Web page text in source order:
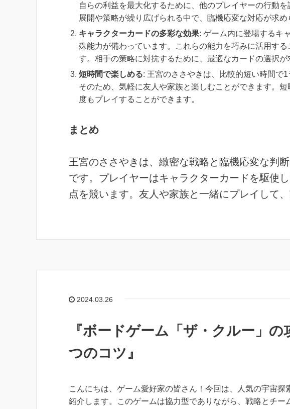
自らの利益を最大化するために、他のプレイヤーの行動
展開や策略が繰り広げられる中で、臨機応変な対応が求め
キャラクターカードの多彩な効果: ゲーム内に登場するキ
殊能力が備わっています。これらの能力を巧みに活用す
す。相手の策略に対抗するために、最適なカードの選択が
短時間で楽しめる: 王宮のささやきは、比較的短い時間で
そのため、気軽に友人や家族と楽しむことができます。
度もプレイすることができます。
まとめ
王宮のささやきは、緻密な戦略と臨機応変な判
です。プレイヤーはキャラクターカードを駆使
点を競います。友人や家族と一緒にプレイして
2024.03.26
『ボードゲーム「ザ・クルー」
つのコツ』
こんにちは、ゲーム愛好家の皆さん！今回は、人気の宇宙
紹介します。このゲームは協力型でありながら、戦略とチ